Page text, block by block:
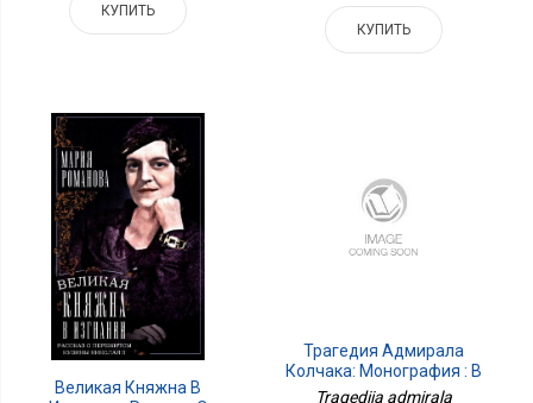
КУПИТЬ
КУПИТЬ
Великая Княжна В
Трагедия Адмирала
Колчака: Монография : В
2 Книгах. Книга 1
Tragediia admirala